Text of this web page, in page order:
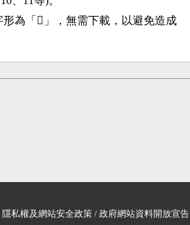
為「 𣄿 」，無需下載，以避免造成
隱私權及網站安全政策 /政府網站資料開放宣告